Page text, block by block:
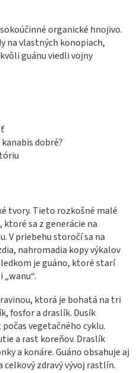
organické hnojivo.
na vlastných konopiach,
guánu viedli vojny
dobré?
tvory. Tieto rozkošné malé
sa z generácie na
V priebehu storočí sa na
nahromadia kopy výkalov
je guáno, ktoré starí
ktorá je bohatá na tri
fosfor a draslík. Dusík
vegetačného cyklu.
a rast koreňov. Draslík
a konáre. Guáno obsahuje aj
zdravý vývoj rastlín.